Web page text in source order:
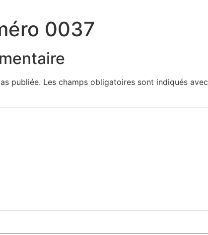
0037
publiée. Les champs obligatoires sont indiqués avec